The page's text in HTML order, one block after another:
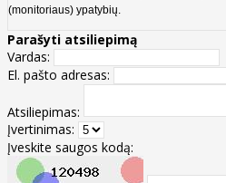
(monitoriaus) ypatybių.
Parašyti atsiliepimą
Vardas:
El. pašto adresas:
Atsiliepimas:
Įvertinimas:
Įveskite saugos kodą: